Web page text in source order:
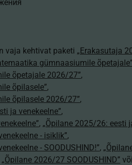
vaja kehtivat paketi „Erakasutaja
gümnaasiumile õpetajale”
õpetajale 2026/27”,
õpilasele”,
õpilasele 2026/27”,
ja venekeelne”,
, „Õpilane 2025/26: eesti
- isiklik”,
- SOODUSHIND!”,
„Õpilane 2026/27 SOODUSHIND” või